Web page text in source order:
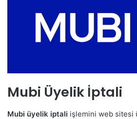
Mubi Üyelik İptali
Mubi üyelik iptali işlemini web sitesi